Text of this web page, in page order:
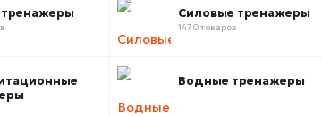
Силовые тренажеры
1470 товаров
Водные тренажеры